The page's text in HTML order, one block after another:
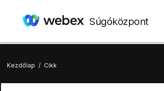
Súgóközpont
Kezdőlap / Cikk